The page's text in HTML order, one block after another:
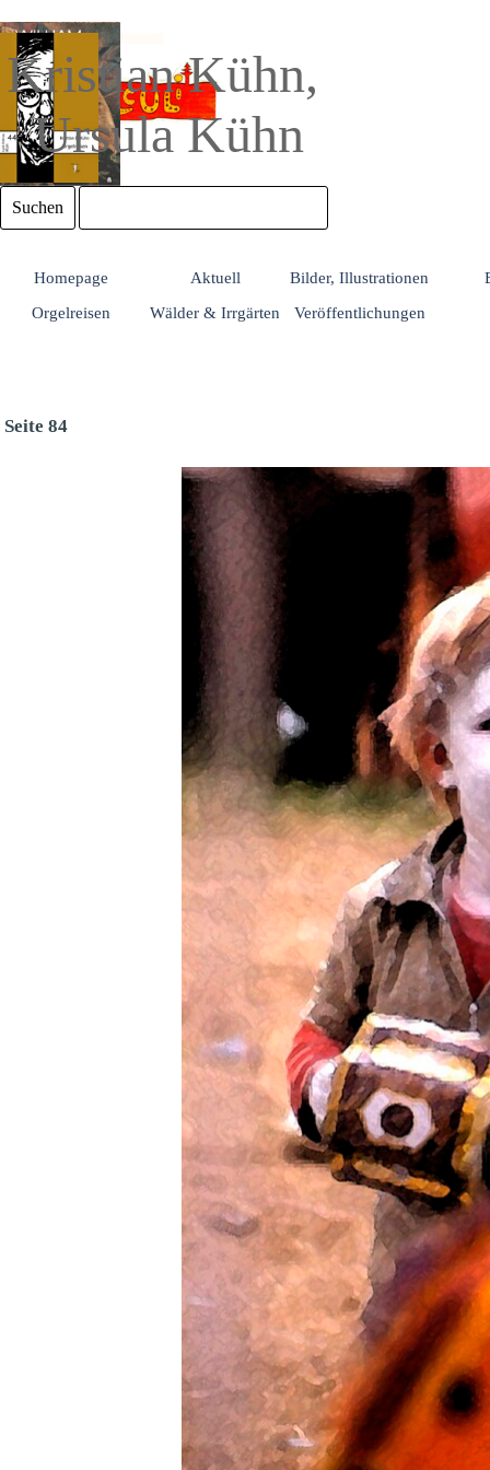
Kristian Kühn,
Ursula Kühn
Suchen
Homepage Aktuell Bilder, Illustrationen
Orgelreisen
Wälder & Irrgärten Veröffentlichungen
Seite 84